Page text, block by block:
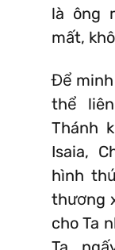
là ông
mất,
Để
thể
Thánh
Isaia,
hình
thương
cho Ta